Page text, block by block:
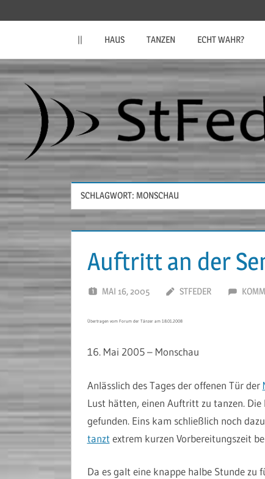
StFeder.de
|| HAUS TANZEN ECHT WAHR?
SCHLAGWORT: MONSCHAU
Auftritt an der
MAI 16, 2005 STFEDER
Übertragen vom Forum der Tänzer am 18.01.2008
16. Mai 2005 – Monschau
Anlässlich des Tages der offenen Tür der
Lust hätten, einen Auftritt zu tanzen.
gefunden. Eins kam schließlich noch
tanzt extrem kurzen Vorbereitungszeit
Da es galt eine knappe halbe Stunde zu